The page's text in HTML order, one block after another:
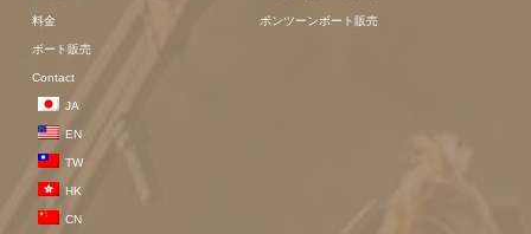
料金
ボート販売
Contact
JA
EN
TW
HK
CN
ポンツーンボート販売